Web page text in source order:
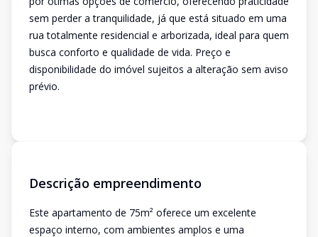
sem perder a tranquilidade, já que está situado em uma
rua totalmente residencial e arborizada, ideal para quem
busca conforto e qualidade de vida. Preço e
disponibilidade do imóvel sujeitos a alteração sem aviso
prévio.
Descrição empreendimento
Este apartamento de 75m² oferece um excelente
espaço interno, com ambientes amplos e uma